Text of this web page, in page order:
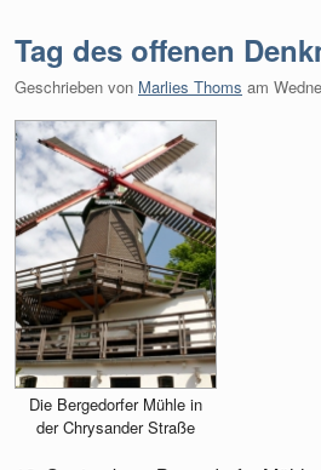
Tag des offenen
Geschrieben von Marlies Thoms am
Die Bergedorfer Mühle in
der Chrysander Straße